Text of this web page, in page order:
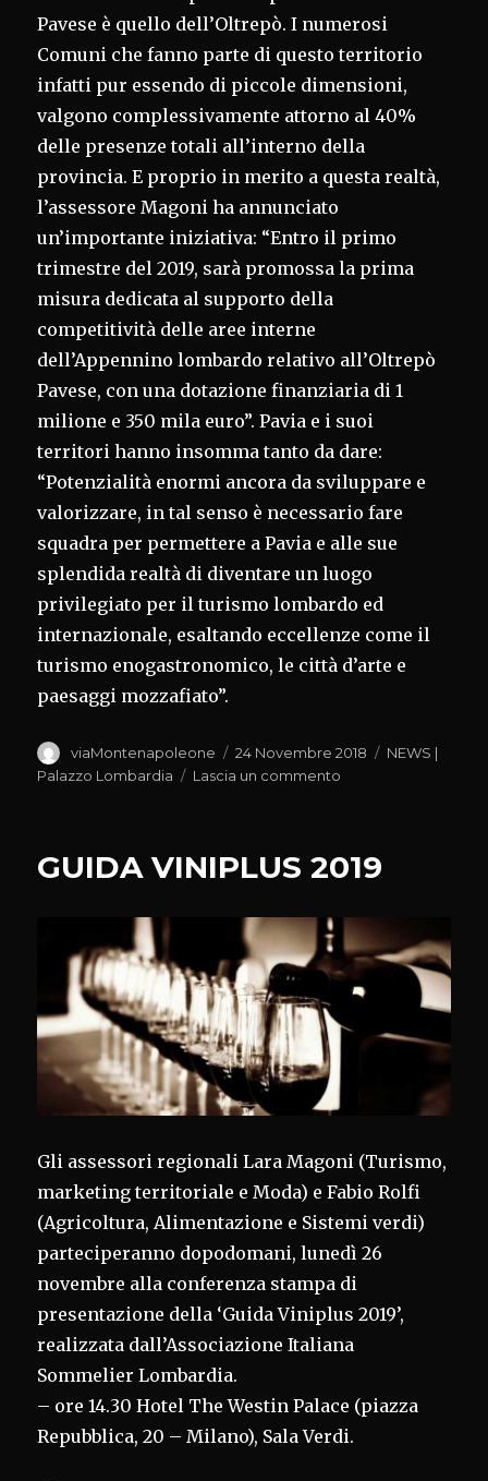
Pavese è quello dell’Oltrepò. I numerosi
Comuni che fanno parte di questo territorio
infatti pur essendo di piccole dimensioni,
valgono complessivamente attorno al 40%
delle presenze totali all’interno della
provincia. E proprio in merito a questa realtà,
l’assessore Magoni ha annunciato
un’importante iniziativa: “Entro il primo
trimestre del 2019, sarà promossa la prima
misura dedicata al supporto della
competitività delle aree interne
dell’Appennino lombardo relativo all’Oltrepò
Pavese, con una dotazione finanziaria di 1
milione e 350 mila euro”. Pavia e i suoi
territori hanno insomma tanto da dare:
“Potenzialità enormi ancora da sviluppare e
valorizzare, in tal senso è necessario fare
squadra per permettere a Pavia e alle sue
splendida realtà di diventare un luogo
privilegiato per il turismo lombardo ed
internazionale, esaltando eccellenze come il
turismo enogastronomico, le città d’arte e
paesaggi mozzafiato”.
Autore
viaMontenapoleone
Pubblicato
il
24 Novembre 2018 Categorie
NEWS |
Palazzo Lombardia
Lascia un commento
GUIDA VINIPLUS 2019
Gli assessori regionali Lara Magoni (Turismo,
marketing territoriale e Moda) e Fabio Rolfi
(Agricoltura, Alimentazione e Sistemi verdi)
parteciperanno dopodomani, lunedì 26
novembre alla conferenza stampa di
presentazione della ‘Guida Viniplus 2019’,
realizzata dall’Associazione Italiana
Sommelier Lombardia.
– ore 14.30 Hotel The Westin Palace (piazza
Repubblica, 20 – Milano), Sala Verdi.